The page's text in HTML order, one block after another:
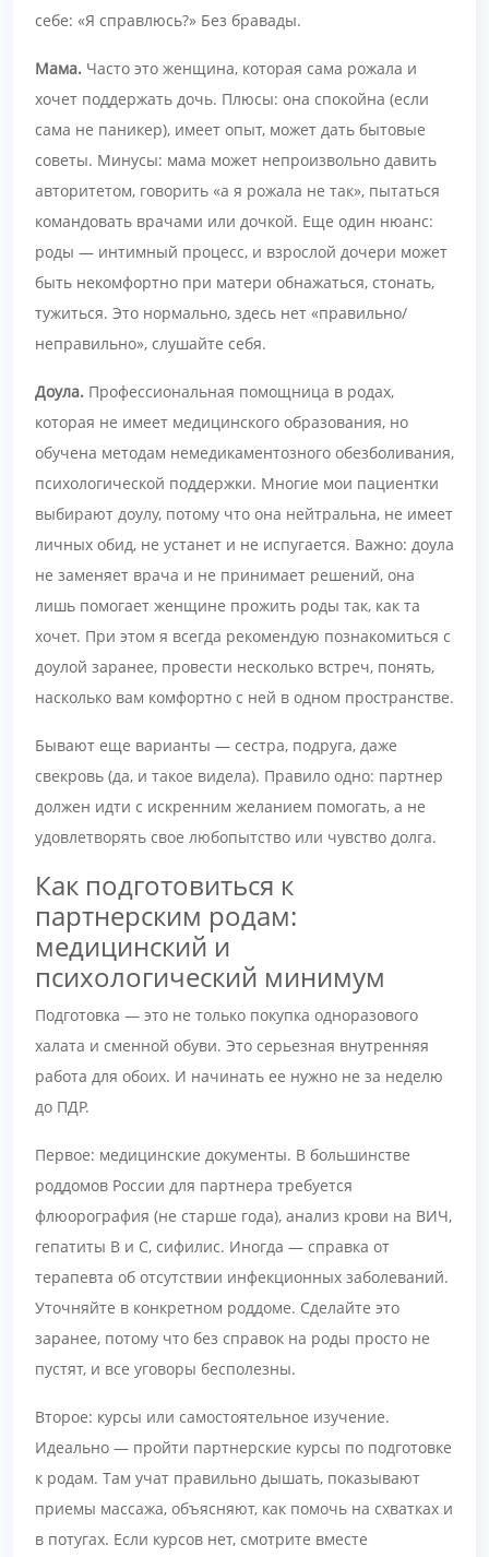
себе: «Я справлюсь?» Без бравады.
Мама. Часто это женщина, которая сама рожала и
хочет поддержать дочь. Плюсы: она спокойна (если
сама не паникер), имеет опыт, может дать бытовые
советы. Минусы: мама может непроизвольно давить
авторитетом, говорить «а я рожала не так», пытаться
командовать врачами или дочкой. Еще один нюанс:
роды — интимный процесс, и взрослой дочери может
быть некомфортно при матери обнажаться, стонать,
тужиться. Это нормально, здесь нет «правильно/
неправильно», слушайте себя.
Доула. Профессиональная помощница в родах,
которая не имеет медицинского образования, но
обучена методам немедикаментозного обезболивания,
психологической поддержки. Многие мои пациентки
выбирают доулу, потому что она нейтральна, не имеет
личных обид, не устанет и не испугается. Важно: доула
не заменяет врача и не принимает решений, она
лишь помогает женщине прожить роды так, как та
хочет. При этом я всегда рекомендую познакомиться с
доулой заранее, провести несколько встреч, понять,
насколько вам комфортно с ней в одном пространстве.
Бывают еще варианты — сестра, подруга, даже
свекровь (да, и такое видела). Правило одно: партнер
должен идти с искренним желанием помогать, а не
удовлетворять свое любопытство или чувство долга.
Как подготовиться к
партнерским родам:
медицинский и
психологический минимум
Подготовка — это не только покупка одноразового
халата и сменной обуви. Это серьезная внутренняя
работа для обоих. И начинать ее нужно не за неделю
до ПДР.
Первое: медицинские документы. В большинстве
роддомов России для партнера требуется
флюорография (не старше года), анализ крови на ВИЧ,
гепатиты В и С, сифилис. Иногда — справка от
терапевта об отсутствии инфекционных заболеваний.
Уточняйте в конкретном роддоме. Сделайте это
заранее, потому что без справок на роды просто не
пустят, и все уговоры бесполезны.
Второе: курсы или самостоятельное изучение.
Идеально — пройти партнерские курсы по подготовке
к родам. Там учат правильно дышать, показывают
приемы массажа, объясняют, как помочь на схватках и
в потугах. Если курсов нет, смотрите вместе